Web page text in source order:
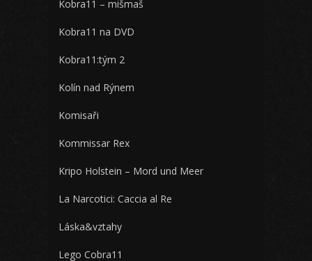
Kobra11 – mišmaš
Kobra11 na DVD
Kobra11:tým 2
Kolín nad Rýnem
Komisaři
Kommissar Rex
Kripo Holstein – Mord und Meer
La Narcotici: Caccia al Re
Láska&vztahy
Lego Cobra11